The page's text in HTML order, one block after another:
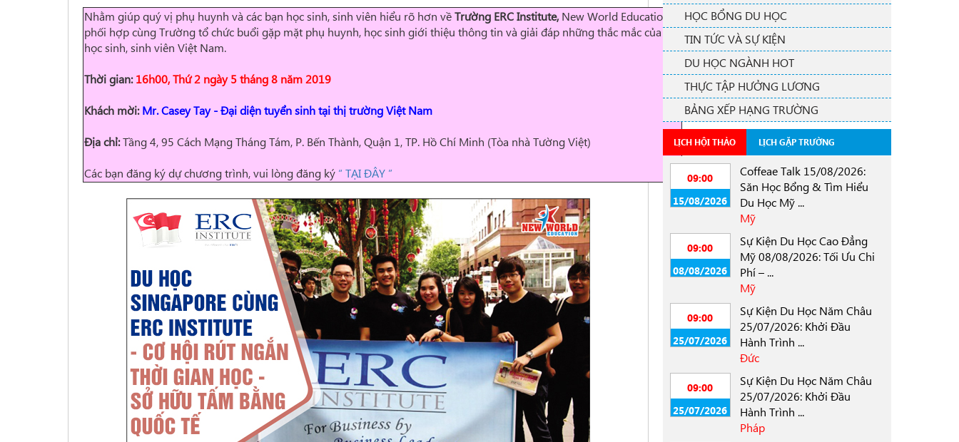
Nhằm giúp quý vị phụ huynh và các bạn học sinh, sinh viên hiểu rõ hơn vềTrường ERC Institute, New World Education
phối hợp cùng Trường tổ chức buổi gặp mặt phụ huynh, học sinh giới thiệu thông tin và giải đáp những thắc mắc của
học sinh, sinh viên Việt Nam.
Thời gian:16h00, Thứ 2 ngày 5 tháng 8 năm 2019
Khách mời: Mr. Casey Tay-Đại diện tuyển sinh tại thị trường Việt Nam
Địa chỉ:Tầng 4, 95 Cách Mạng Tháng Tám, P. Bến Thành, Quận 1, TP. Hồ Chí Minh (Tòa nhà Tường Việt)
Các bạn đăng ký dự chương trình, vui lòng đăng ký “ TẠI ĐÂY ”
HỌC BỔNG DU HỌC
TIN TỨC VÀ SỰ KIỆN
DU HỌC NGÀNH HOT
THỰC TẬP HƯỞNG LƯƠNG
BẢNG XẾP HẠNG TRƯỜNG
LỊCH HỘI THẢO LỊCH GẶP TRƯỜNG
09:00
15/08/2026
Coffeae Talk 15/08/2026:
Săn Học Bổng & Tìm Hiểu
Du Học Mỹ ...
Mỹ
09:00
08/08/2026
Sự Kiện Du Học Cao Đẳng
Mỹ 08/08/2026: Tối Ưu Chi
Phí – ...
Mỹ
09:00
25/07/2026
Sự Kiện Du Học Năm Châu
25/07/2026: Khởi Đầu
Hành Trình ...
Đức
09:00
25/07/2026
Sự Kiện Du Học Năm Châu
25/07/2026: Khởi Đầu
Hành Trình ...
Pháp